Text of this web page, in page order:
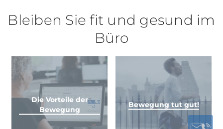
Bleiben Sie fit und gesund im
Büro
Die Vorteile der
Bewegung
Bewegung tut gut!